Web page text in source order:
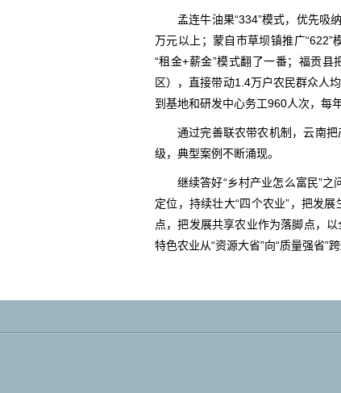
孟连牛油果“334”模式，优先吸
万元以上；蒙自市草坝镇推广
“租金+薪金”模式翻了一番；福贡
区），直接带动1.4万户农民群众人
到基地和研发中心务工960人次，每
通过完善联农带农机制，云南
级，典型案例不断涌现。
继续答好“乡村产业怎么富民”之
定位，持续壮大“四个农业”，把发
点，把发展共享农业作为落脚点，
特色农业从“资源大省”向“质量强省”